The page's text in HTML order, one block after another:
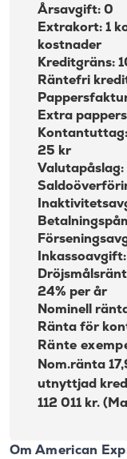
Årsavgift: 0
Extrakort: 1
kostnader
Kreditgräns:
Räntefri
Extra
25 kr
Valutapåslag:
24% per år
Nominell
Ränta för
Ränte
Nom.ränta
utnyttjad
112 011 kr.
Om American